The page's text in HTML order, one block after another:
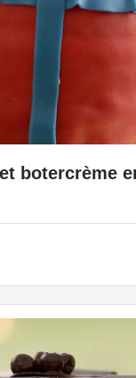
botercrème